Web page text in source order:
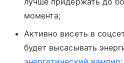
момента;
Активно висеть в
будет высасывать